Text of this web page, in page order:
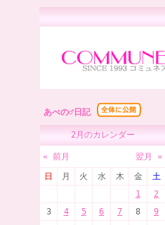
あべの♂日記
2月のカレンダー
« 前月
翌月 »
日
月 火 水 木 金
土
1
2
3
4 5 6 7 8
9